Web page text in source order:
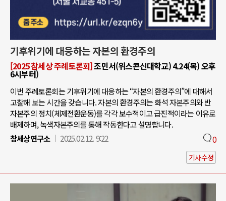
기후위기에 대응하는 자본의 환경주의
[2025 참세상 주례토론회]조민서(위스콘신대학교) 4.24(목) 오후
6시부터)
이번 주례토론회는 기후위기에 대응하는 “자본의 환경주의”에 대해서
고찰해 보는 시간을 갖습니다. 자본의 환경주의는 화석 자본주의와 반
자본주의 정치(체제전환운동)를 각각 보수적이고 급진적이라는 이유로
배제하며, 녹색자본주의를 통해 작동한다고 설명합니다.
참세상연구소
2025.02.12. 9:22 0
기사수정